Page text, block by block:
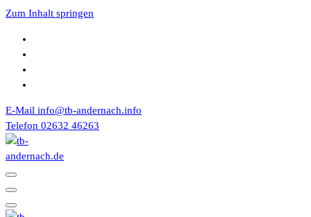
Zum Inhalt springen
E-Mail info@tb-andernach.info
Telefon 02632 46263